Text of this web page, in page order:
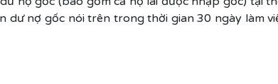
nợ gốc nói trên trong thời gian 30 ngày làm